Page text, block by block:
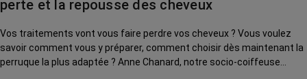
perte et la repousse des cheveux
Vos traitements vont vous faire perdre vos cheveux ? Vous voulez
savoir comment vous y préparer, comment choisir dès maintenant la
perruque la plus adaptée ? Anne Chanard, notre socio-coiffeuse